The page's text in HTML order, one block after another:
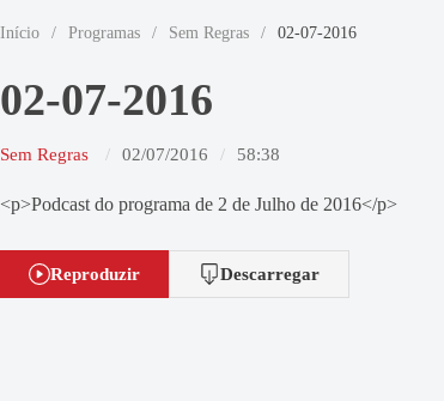
Início / Programas / Sem Regras / 02-07-2016
02-07-2016
Sem Regras 02/07/2016 58:38
<p>Podcast do programa de 2 de Julho de 2016</p>
Reproduzir Descarregar